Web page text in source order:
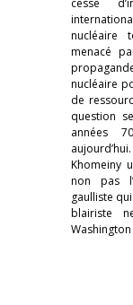
cesse
nucléaire
menacé
nucléaire
de
question
années
Khomeiny
non pas
gaulliste
blairiste
Washington